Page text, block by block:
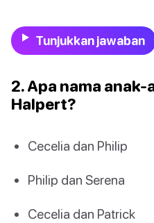
Tunjukkan jawaban
2. Apa nama anak-
Halpert?
Cecelia dan Philip
Philip dan Serena
Cecelia dan Patrick